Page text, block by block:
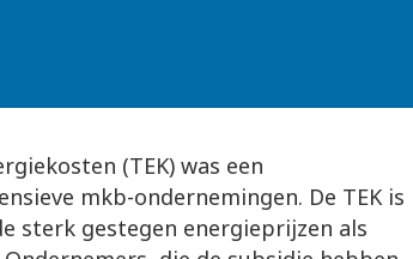
(TEK) was een
mkb-ondernemingen. De TEK is
sterk gestegen energieprijzen als